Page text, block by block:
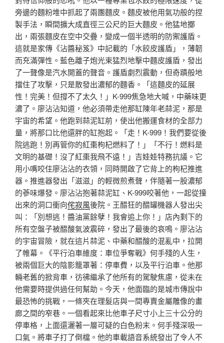
旁邊的麵粉堆中抓起了兩團麵皮。麵皮被他用氣功般的捏
製手法，瞬間擴大成直徑三公尺的巨大麵皮。他猛地擲
出，兩張麵皮在空中交疊，變成一個半透明的防禦護盾。
這就是家傳《沾醬秘笈》中記載的「水餃皮護盾」，薄韌
而充滿彈性。藍色離子炮光束猛烈地擊中麵皮護盾，發出
了一聲像是汽水開蓋的聲音。護盾劇烈震動，但奇蹟般地
擋住了攻擊，只是散發出濃郁的麵香。「這麵皮的延展
性！完美！但撐不了太久！」K-999焦急地大喊，中藥味更
濃了。廖沾沾知道，他必須帶走他那缸陳年老蒜泥，那是
宇宙的希望。他跑到蒜泥缸前，使出他搬運食材的全部力
量，將那口比他還胖的缸抱起。「走！K-999！我們要從後
院逃跑！別再管你的紅棗枸杞燃料了！」「不行！燃料是
文明的基礎！沒了紅棗我飛不遠！」吉娃娃特務抗議。它
用小嘴咬住廖沾沾的衣領，同時開啟了它背上的枸杞推進
器。推進器發出「滋滋」的輕微煎煮聲，伴隨著一股濃郁
的蔘味爆發。廖沾沾抱著蒜泥缸、K-999咬著他，一起從撞
出來的洞口衝向侘寂風後院。王醋狂的醋罐機器人發出尖
叫：「別想逃！醬油黨餘孽！我會追上你！」店內剩下的
所有空盤子被醋酸氣波震碎，發出了最後的哀鳴。廖沾沾
的宇宙冒險，就在這片蒜泥、中藥和醋酸的混亂中，拉開
了帷幕。《平行泊車維度：車位爭奪戰》何手殘的人生，
被兩個巨大的陰影籠罩著：停車費，以及平行泊車。他那
輛老舊的掀背車，彷彿繼承了他所有的駕駛焦慮，從未在
他需要時提供過任何幫助。今天，他面臨的是城市傳說中
最恐怖的挑戰，一條夾在理髮店與一間專賣金屬雕像的畫
廊之間的窄巷。一個看起來比他車子尺寸小上三十公分的
停車格，上面還灑著一層可疑的白色粉末。何手殘深吸一
口氣。將車子打了倒檔。他的車載語音系統發出了令人不